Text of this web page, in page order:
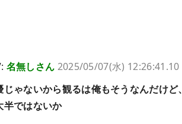
名無しさん 2025/05/07(水) 12:26:41.10
じゃないから観るは俺もそうなんだけ
半ではないか